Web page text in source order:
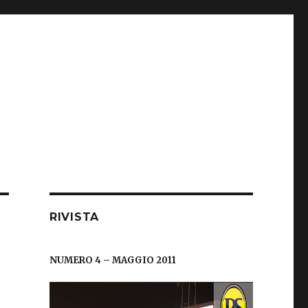
RIVISTA
NUMERO 4 – MAGGIO 2011